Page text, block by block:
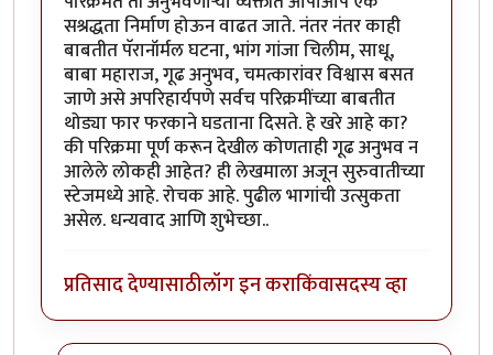
सश्रद्धता निर्माण होऊन वाढत जाते. नंतर नंतर काही
बाबतीत पॅरानॉर्मल घटना, भांग गांजा चिलीम, साधू,
बाबा महाराज, गूढ अनुभव, चमत्कारांवर विश्वास बसत
जाणे असे अपरिहार्यपणे सर्वच परिक्रमींच्या बाबतीत
थोड्या फार फरकाने घडताना दिसते. हे खरे आहे का?
की परिक्रमा पूर्ण करून देखील कोणताही गूढ अनुभव न
आलेले लोकही आहेत? ही लेखमाला अजून सुरुवातीच्या
स्टेजमध्ये आहे. रोचक आहे. पुढील भागांची उत्सुकता
असेल. धन्यवाद आणि शुभेच्छा..
प्रतिसाद देण्यासाठीलॉग इन कराकिंवासदस्य व्हा